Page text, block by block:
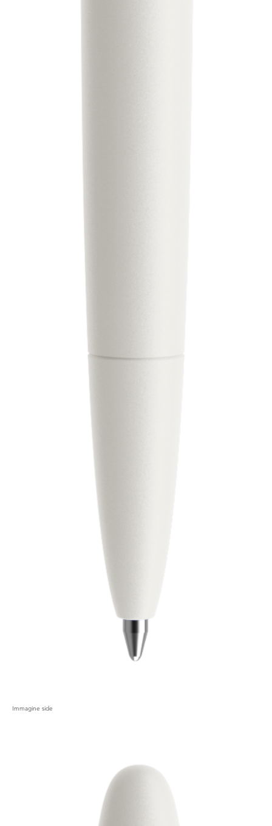
Immagine side